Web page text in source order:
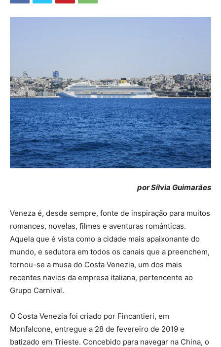
por Sílvia Guimarães
Veneza é, desde sempre, fonte de inspiração para muitos
romances, novelas, filmes e aventuras românticas.
Aquela que é vista como a cidade mais apaixonante do
mundo, e sedutora em todos os canais que a preenchem,
tornou-se a musa do Costa Venezia, um dos mais
recentes navios da empresa italiana, pertencente ao
Grupo Carnival.
O Costa Venezia foi criado por Fincantieri, em
Monfalcone, entregue a 28 de fevereiro de 2019 e
batizado em Trieste. Concebido para navegar na China, o